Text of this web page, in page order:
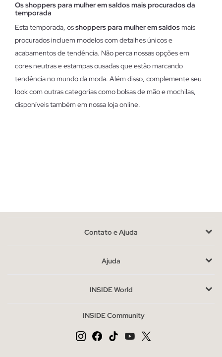
Os shoppers para mulher em saldos mais procurados da
temporada
Esta temporada, osshoppers para mulher em saldosmais
procurados incluem modelos com detalhes únicos e
acabamentos de tendência. Não perca nossas opções em
cores neutras e estampas ousadas que estão marcando
tendência no mundo da moda. Além disso, complemente seu
look com outras categorias como bolsas de mão e mochilas,
disponíveis também em nossa loja online.
Contato e Ajuda
Ajuda
INSIDE World
INSIDE Community